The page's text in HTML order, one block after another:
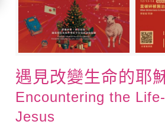
遇見改變生命的耶
Encountering the
Jesus